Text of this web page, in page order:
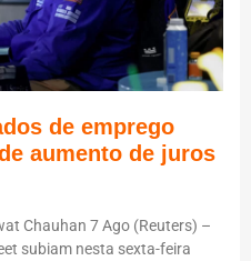
de emprego
aumento de juros
Chauhan 7 Ago (Reuters) –
subiam nesta sexta-feira